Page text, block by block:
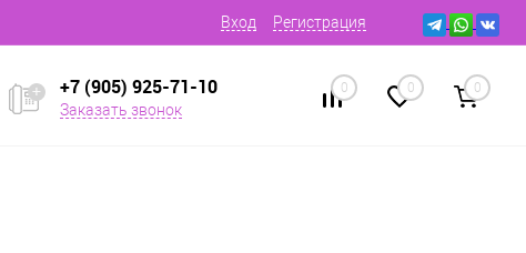
Вход Регистрация
+7 (905) 925-71-10
Заказать звонок
0 0 0